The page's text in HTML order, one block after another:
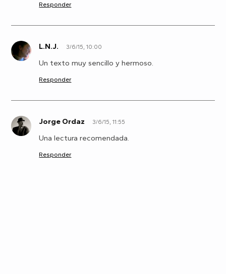
Responder
L L.N.J. 3/6/15, 10:00
Un texto muy sencillo y hermoso.
Responder
J Jorge Ordaz 3/6/15, 11:55
Una lectura recomendada.
Responder